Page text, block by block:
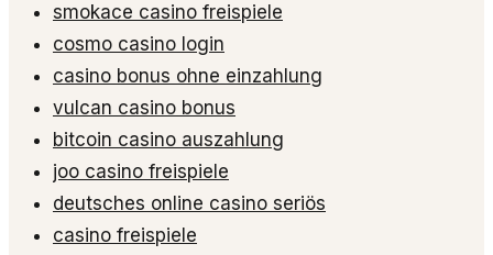
smokace casino freispiele
cosmo casino login
casino bonus ohne einzahlung
vulcan casino bonus
bitcoin casino auszahlung
joo casino freispiele
deutsches online casino seriös
casino freispiele